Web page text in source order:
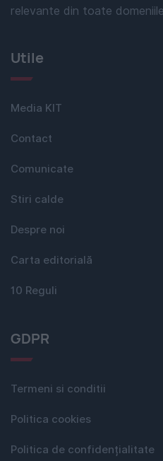
relevante din toate
Utile
Media KIT
Contact
Comunicate
Stiri calde
Despre noi
Carta editorială
10 Reguli
GDPR
Termeni si conditii
Politica cookies
Politica de confidențialitate